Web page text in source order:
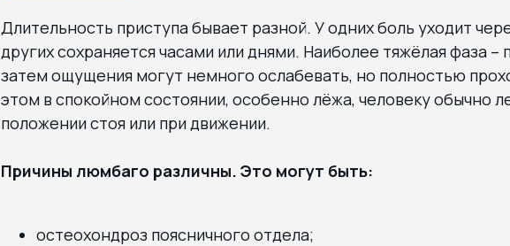
Длительность приступа бывает разной. У одних боль уходит
других сохраняется часами или днями. Наиболее тяжёлая фаза –
затем ощущения могут немного ослабевать, но полностью
этом в спокойном состоянии, особенно лёжа, человеку обычно
положении стоя или при движении.
Причины люмбаго различны. Это могут быть:
остеохондроз поясничного отдела;